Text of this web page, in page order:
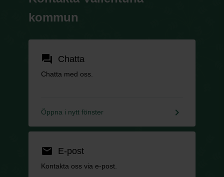
kommun
forum Chatta
Chatta med oss.
Öppna i nytt fönster keyboard_arrow_right
email E-post
Kontakta oss via e-post.